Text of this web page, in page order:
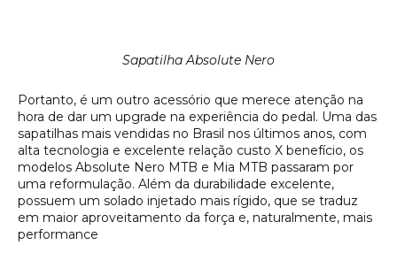
Sapatilha Absolute Nero
Portanto, é um outro acessório que merece atenção na
hora de dar um upgrade na experiência do pedal. Uma das
sapatilhas mais vendidas no Brasil nos últimos anos, com
alta tecnologia e excelente relação custo X benefício, os
modelos Absolute Nero MTB e Mia MTB passaram por
uma reformulação. Além da durabilidade excelente,
possuem um solado injetado mais rígido, que se traduz
em maior aproveitamento da força e, naturalmente, mais
performance